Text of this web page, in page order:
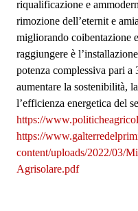
riqualificazione e
rimozione dell’eternit e
migliorando coibentazione
raggiungere è
potenza complessiva pari
aumentare la sostenibilità,
l’efficienza energetica del
https://
https://
content/uploads/2022/03/
Agrisolare.pdf